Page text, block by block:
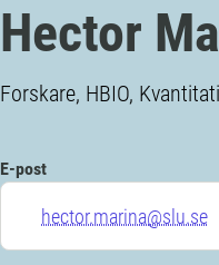
Hector
Forskare, HBIO,
E-post
hector.marina@slu.se